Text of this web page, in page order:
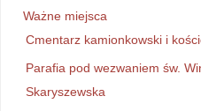
Ważne miejsca
Cmentarz kamionkowski i
Parafia pod wezwaniem św.
Skaryszewska